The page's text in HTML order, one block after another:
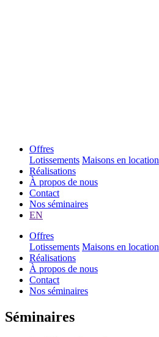
Offres
Lotissements Maisons en location
Réalisations
À propos de nous
Contact
Nos séminaires
EN
Offres
Lotissements Maisons en location
Réalisations
À propos de nous
Contact
Nos séminaires
Séminaires